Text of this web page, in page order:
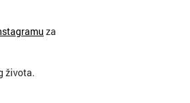
za
života.